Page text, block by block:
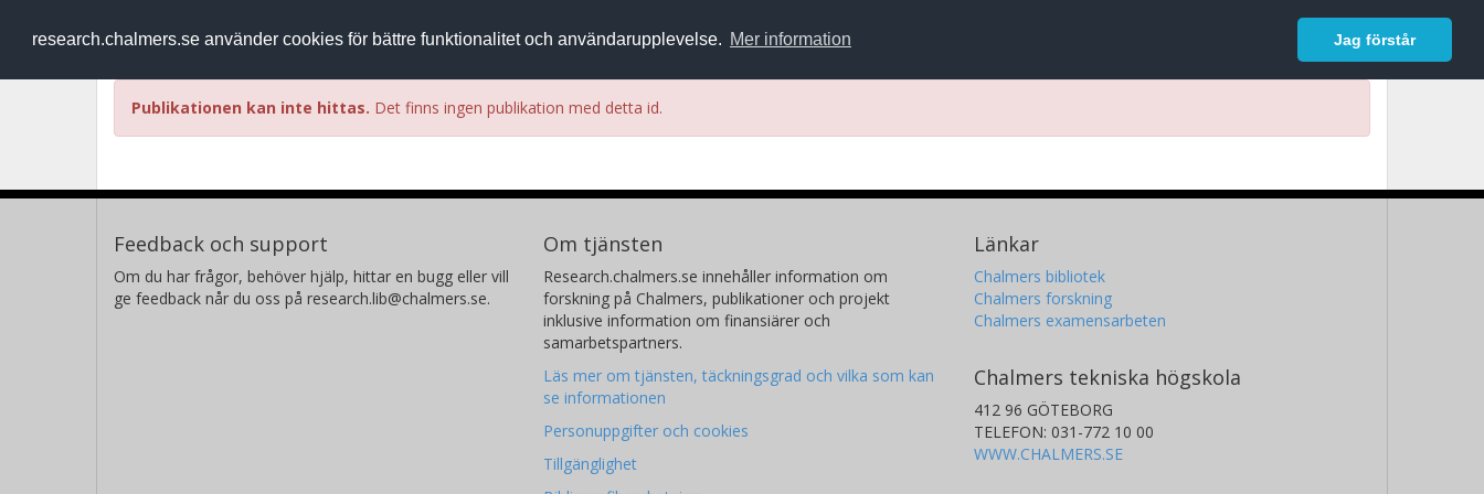
research.chalmers.se använder cookies för bättre funktionalitet och användarupplevelse. Mer information Jag förstår
RESEARCH.chalmers.se Logga in
Publikationen kan inte hittas. Det finns ingen publikation med detta id.
Feedback och support
Om du har frågor, behöver hjälp, hittar en bugg eller vill
ge feedback når du oss på research.lib@chalmers.se.
Om tjänsten
Research.chalmers.se innehåller information om
forskning på Chalmers, publikationer och projekt
inklusive information om finansiärer och
samarbetspartners.
Läs mer om tjänsten, täckningsgrad och vilka som kan
se informationen
Personuppgifter och cookies
Tillgänglighet
Länkar
Chalmers bibliotek
Chalmers forskning
Chalmers examensarbeten
Chalmers tekniska högskola
412 96 GÖTEBORG
TELEFON: 031-772 10 00
WWW.CHALMERS.SE